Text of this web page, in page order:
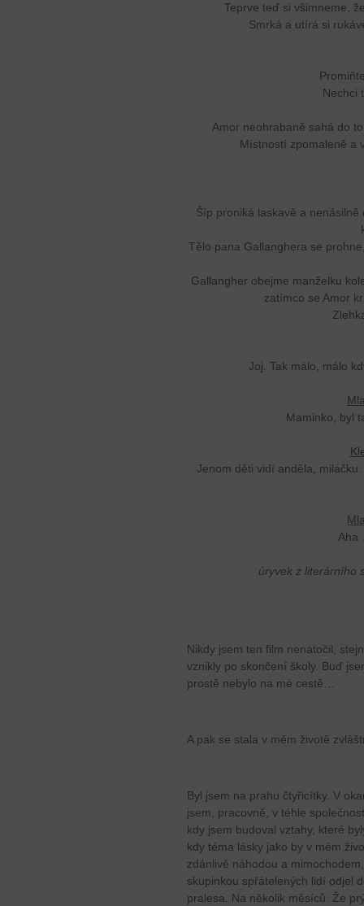
Teprve teď si všimneme,
Smrká a utírá si
Nechci
Amor neohrabaně sahá do
Místností zpomaleně a
Šíp proniká laskavě a
Tělo pana Gallanghera se
Gallangher obejme manželku
zatímco se Amor
Joj. Tak málo, málo
Maminko, byl
Jenom děti vidí anděla,
Aha
úryvek z literárního
Nikdy jsem ten film nenatočil,
vznikly po skončení školy. Buď
prostě nebylo na mé cestě…
A pak se stala v mém životě
Byl jsem na prahu čtyřicítky. V
jsem, pracovně, v téhle
kdy jsem budoval vztahy, které
kdy téma lásky jako by v mém
zdánlivě náhodou a
skupinkou spřátelených lidí odjel
pralesa. Na několik měsíců. Že